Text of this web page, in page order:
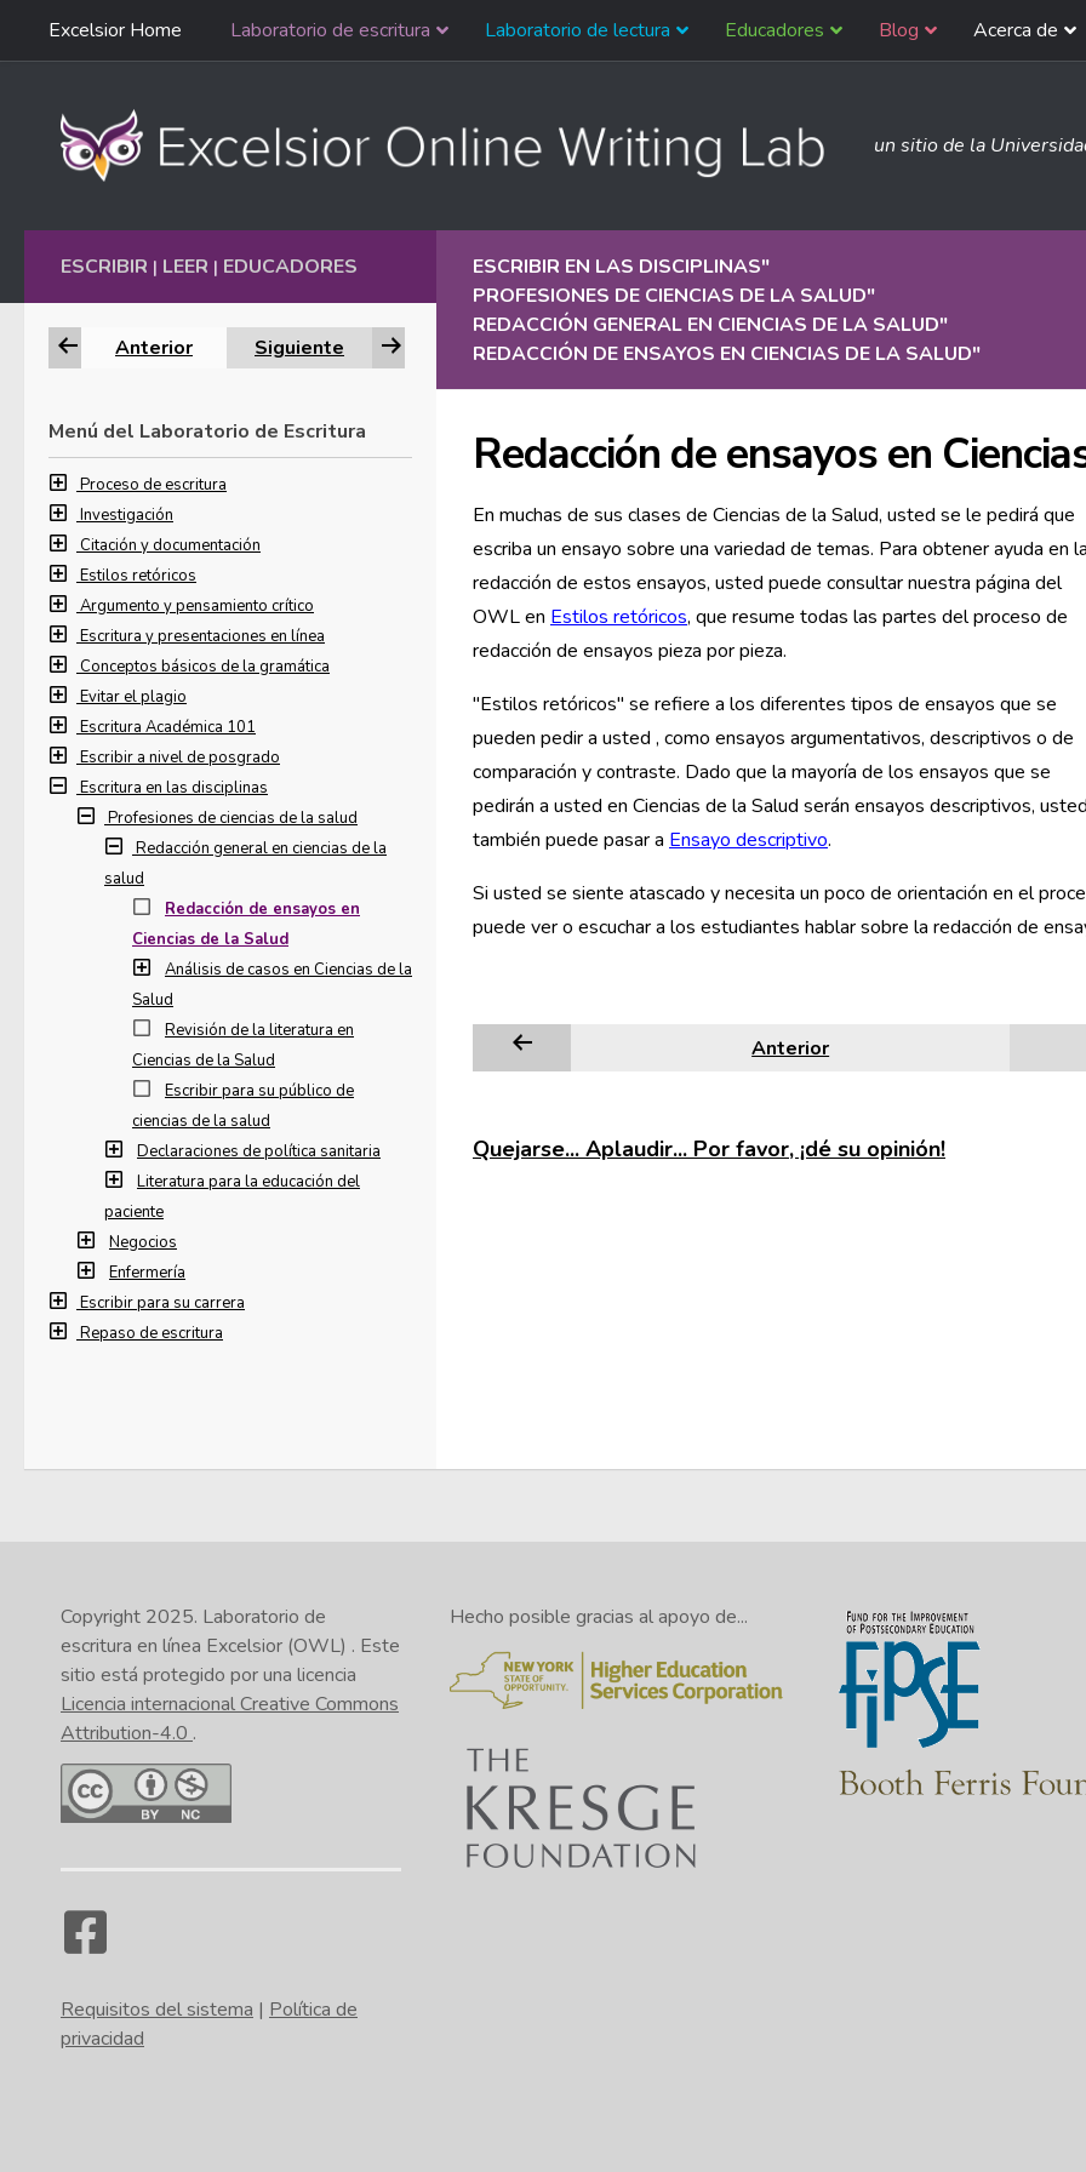
Ir al contenido
navegación
Excelsior Home Laboratorio de escritura Laboratorio de lectura Educadores Blog Acerca de
un sitio de la
ESCRIBIR EN LAS DISCIPLINAS"
PROFESIONES DE CIENCIAS DE LA SALUD"
REDACCIÓN GENERAL EN CIENCIAS DE LA SALUD"
REDACCIÓN DE ENSAYOS EN CIENCIAS DE LA SALUD"
Redacción de ensayos en
En muchas de sus clases de Ciencias de la Salud, usted se le pedirá que
escriba un ensayo sobre una variedad de temas. Para obtener ayuda en la
redacción de estos ensayos, usted puede consultar nuestra página del
OWL en Estilos retóricos, que resume todas las partes del proceso de
redacción de ensayos pieza por pieza.
"Estilos retóricos" se refiere a los diferentes tipos de ensayos que se
pueden pedir a usted , como ensayos argumentativos, descriptivos o de
comparación y contraste. Dado que la mayoría de los ensayos que se
pedirán a usted en Ciencias de la Salud serán ensayos descriptivos, usted
también puede pasar a Ensayo descriptivo.
Si usted se siente atascado y necesita un poco de orientación en el
puede ver o escuchar a los estudiantes hablar sobre la redacción de
Anterior
Quejarse... Aplaudir... Por favor, ¡dé su opinión!
ESCRIBIR | LEER | EDUCADORES
Anterior Siguiente
Menú del Laboratorio de Escritura
Proceso de escritura
Investigación
Citación y documentación
Estilos retóricos
Argumento y pensamiento crítico
Escritura y presentaciones en línea
Conceptos básicos de la gramática
Evitar el plagio
Escritura Académica 101
Escribir a nivel de posgrado
Escritura en las disciplinas
Profesiones de ciencias de la salud
Redacción general en ciencias de la
salud
Redacción de ensayos en
Ciencias de la Salud
Análisis de casos en Ciencias de la
Salud
Revisión de la literatura en
Ciencias de la Salud
Escribir para su público de
ciencias de la salud
Declaraciones de política sanitaria
Literatura para la educación del
paciente
Negocios
Enfermería
Escribir para su carrera
Repaso de escritura
Copyright 2025. Laboratorio de
escritura en línea Excelsior (OWL) . Este
sitio está protegido por una licencia
Licencia internacional Creative Commons
Attribution-4.0 .
Requisitos del sistema | Política de
privacidad
Hecho posible gracias al apoyo de...